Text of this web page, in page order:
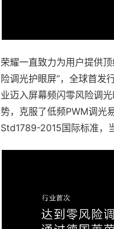
荣耀一直致力为用户提供
险调光护眼屏”，全球首
业迈入屏幕频闪零风险调
势，克服了低频PWM调光
Std1789-2015国际标准，